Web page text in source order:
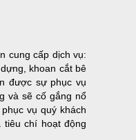
cung cấp dịch vụ:
khoan cắt bê
được sự phục vụ
và sẽ cố gắng nổ
vụ quý khách
tiêu chí hoạt động